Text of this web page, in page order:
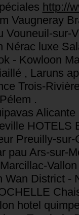
http://
Vaugneray
Vouneuil-sur-
Nérac luxe
- Kowloon
, Laruns
Trois-
.
Preuilly-
pau Ars-sur-
Wan District -
hotel